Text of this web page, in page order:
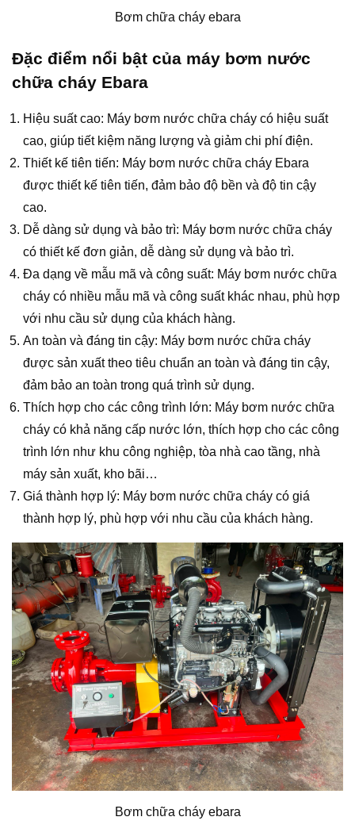
Bơm chữa cháy ebara
Đặc điểm nổi bật của máy bơm nước
chữa cháy Ebara
Hiệu suất cao: Máy bơm nước chữa cháy có hiệu suất
cao, giúp tiết kiệm năng lượng và giảm chi phí điện.
Thiết kế tiên tiến: Máy bơm nước chữa cháy Ebara
được thiết kế tiên tiến, đảm bảo độ bền và độ tin cậy
cao.
Dễ dàng sử dụng và bảo trì: Máy bơm nước chữa cháy
có thiết kế đơn giản, dễ dàng sử dụng và bảo trì.
Đa dạng về mẫu mã và công suất: Máy bơm nước chữa
cháy có nhiều mẫu mã và công suất khác nhau, phù hợp
với nhu cầu sử dụng của khách hàng.
An toàn và đáng tin cậy: Máy bơm nước chữa cháy
được sản xuất theo tiêu chuẩn an toàn và đáng tin cậy,
đảm bảo an toàn trong quá trình sử dụng.
Thích hợp cho các công trình lớn: Máy bơm nước chữa
cháy có khả năng cấp nước lớn, thích hợp cho các công
trình lớn như khu công nghiệp, tòa nhà cao tầng, nhà
máy sản xuất, kho bãi…
Giá thành hợp lý: Máy bơm nước chữa cháy có giá
thành hợp lý, phù hợp với nhu cầu của khách hàng.
Bơm chữa cháy ebara